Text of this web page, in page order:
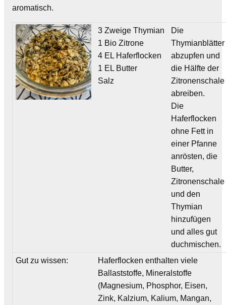
aromatisch.
3 Zweige Thymian
1 Bio Zitrone
4 EL Haferflocken
1 EL Butter
Salz
Die
Thymianblätter
abzupfen und
die Hälfte der
Zitronenschale
abreiben.
Die
Haferflocken
ohne Fett in
einer Pfanne
anrösten, die
Butter,
Zitronenschale
und den
Thymian
hinzufügen
und alles gut
duchmischen.
Gut zu wissen:
Haferflocken enthalten viele
Ballaststoffe, Mineralstoffe
(Magnesium, Phosphor, Eisen,
Zink, Kalzium, Kalium, Mangan,